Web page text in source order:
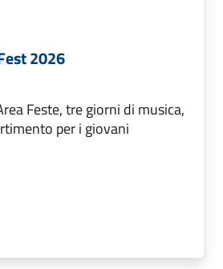
2026
Feste, tre giorni di musica,
per i giovani